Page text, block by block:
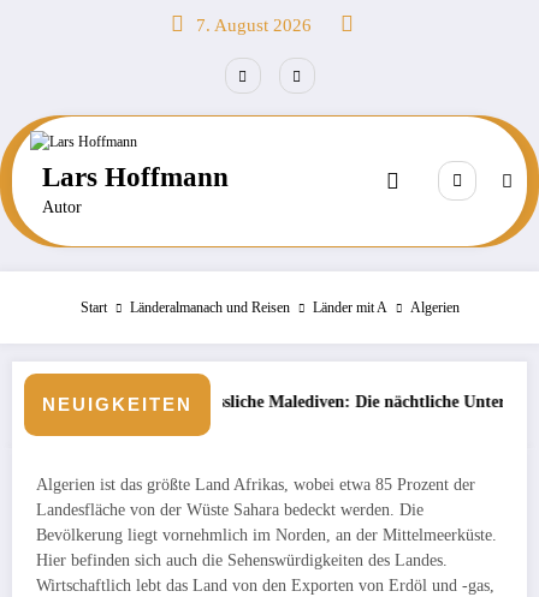
7. August 2026
Lars Hoffmann
Autor
Start Länderalmanach und Reisen Länder mit A Algerien
NEUIGKEITEN
Malediven: Die nächtliche Unterwasserwelt beim Schnorcheln
Börse:
Algerien ist das größte Land Afrikas, wobei etwa 85 Prozent der
Landesfläche von der Wüste Sahara bedeckt werden. Die
Bevölkerung liegt vornehmlich im Norden, an der Mittelmeerküste.
Hier befinden sich auch die Sehenswürdigkeiten des Landes.
Wirtschaftlich lebt das Land von den Exporten von Erdöl und -gas,